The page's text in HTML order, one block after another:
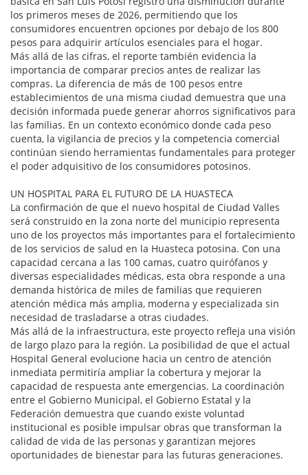
los primeros meses de 2026, permitiendo que los
consumidores encuentren opciones por debajo de los 800
pesos para adquirir artículos esenciales para el hogar.
Más allá de las cifras, el reporte también evidencia la
importancia de comparar precios antes de realizar las
compras. La diferencia de más de 100 pesos entre
establecimientos de una misma ciudad demuestra que una
decisión informada puede generar ahorros significativos para
las familias. En un contexto económico donde cada peso
cuenta, la vigilancia de precios y la competencia comercial
continúan siendo herramientas fundamentales para proteger
el poder adquisitivo de los consumidores potosinos.
UN HOSPITAL PARA EL FUTURO DE LA HUASTECA
La confirmación de que el nuevo hospital de Ciudad Valles
será construido en la zona norte del municipio representa
uno de los proyectos más importantes para el fortalecimiento
de los servicios de salud en la Huasteca potosina. Con una
capacidad cercana a las 100 camas, cuatro quirófanos y
diversas especialidades médicas, esta obra responde a una
demanda histórica de miles de familias que requieren
atención médica más amplia, moderna y especializada sin
necesidad de trasladarse a otras ciudades.
Más allá de la infraestructura, este proyecto refleja una visión
de largo plazo para la región. La posibilidad de que el actual
Hospital General evolucione hacia un centro de atención
inmediata permitiría ampliar la cobertura y mejorar la
capacidad de respuesta ante emergencias. La coordinación
entre el Gobierno Municipal, el Gobierno Estatal y la
Federación demuestra que cuando existe voluntad
institucional es posible impulsar obras que transforman la
calidad de vida de las personas y garantizan mejores
oportunidades de bienestar para las futuras generaciones.